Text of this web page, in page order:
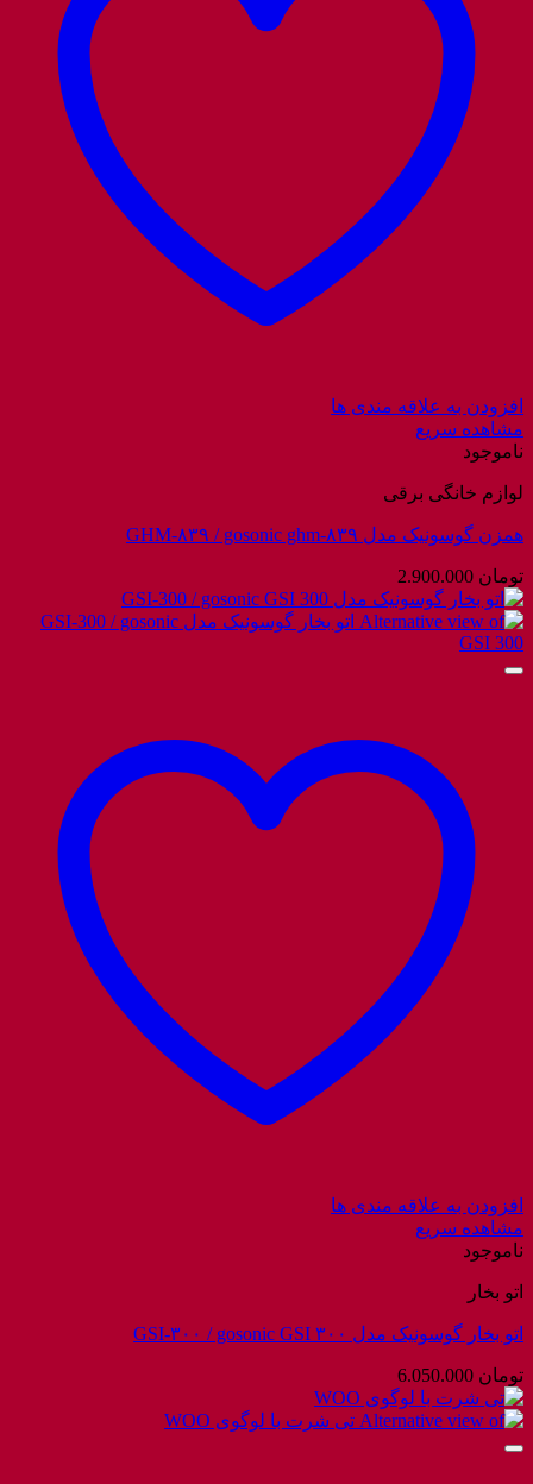
افزودن به علاقه مندی ها
مشاهده سریع
ناموجود
لوازم خانگی برقی
همزن گوسونیک مدل GHM-۸۳۹ / gosonic ghm-۸۳۹
تومان
افزودن به علاقه مندی ها
مشاهده سریع
ناموجود
اتو بخار
اتو بخار گوسونیک مدل GSI-۳۰۰ / gosonic GSI ۳۰۰
تومان